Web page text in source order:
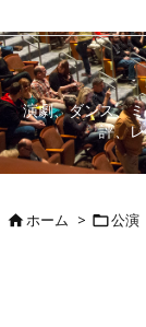
演劇、ダンス、
評、
ホーム > 公演